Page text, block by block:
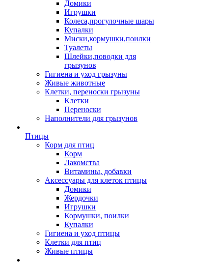
Домики
Игрушки
Колеса,прогулочные шары
Купалки
Миски,кормушки,поилки
Туалеты
Шлейки,поводки для
грызунов
Гигиена и уход грызуны
Живые животные
Клетки, переноски грызуны
Клетки
Переноски
Наполнители для грызунов
Птицы
Корм для птиц
Корм
Лакомства
Витамины, добавки
Аксессуары для клеток птицы
Домики
Жердочки
Игрушки
Кормушки, поилки
Купалки
Гигиена и уход птицы
Клетки для птиц
Живые птицы